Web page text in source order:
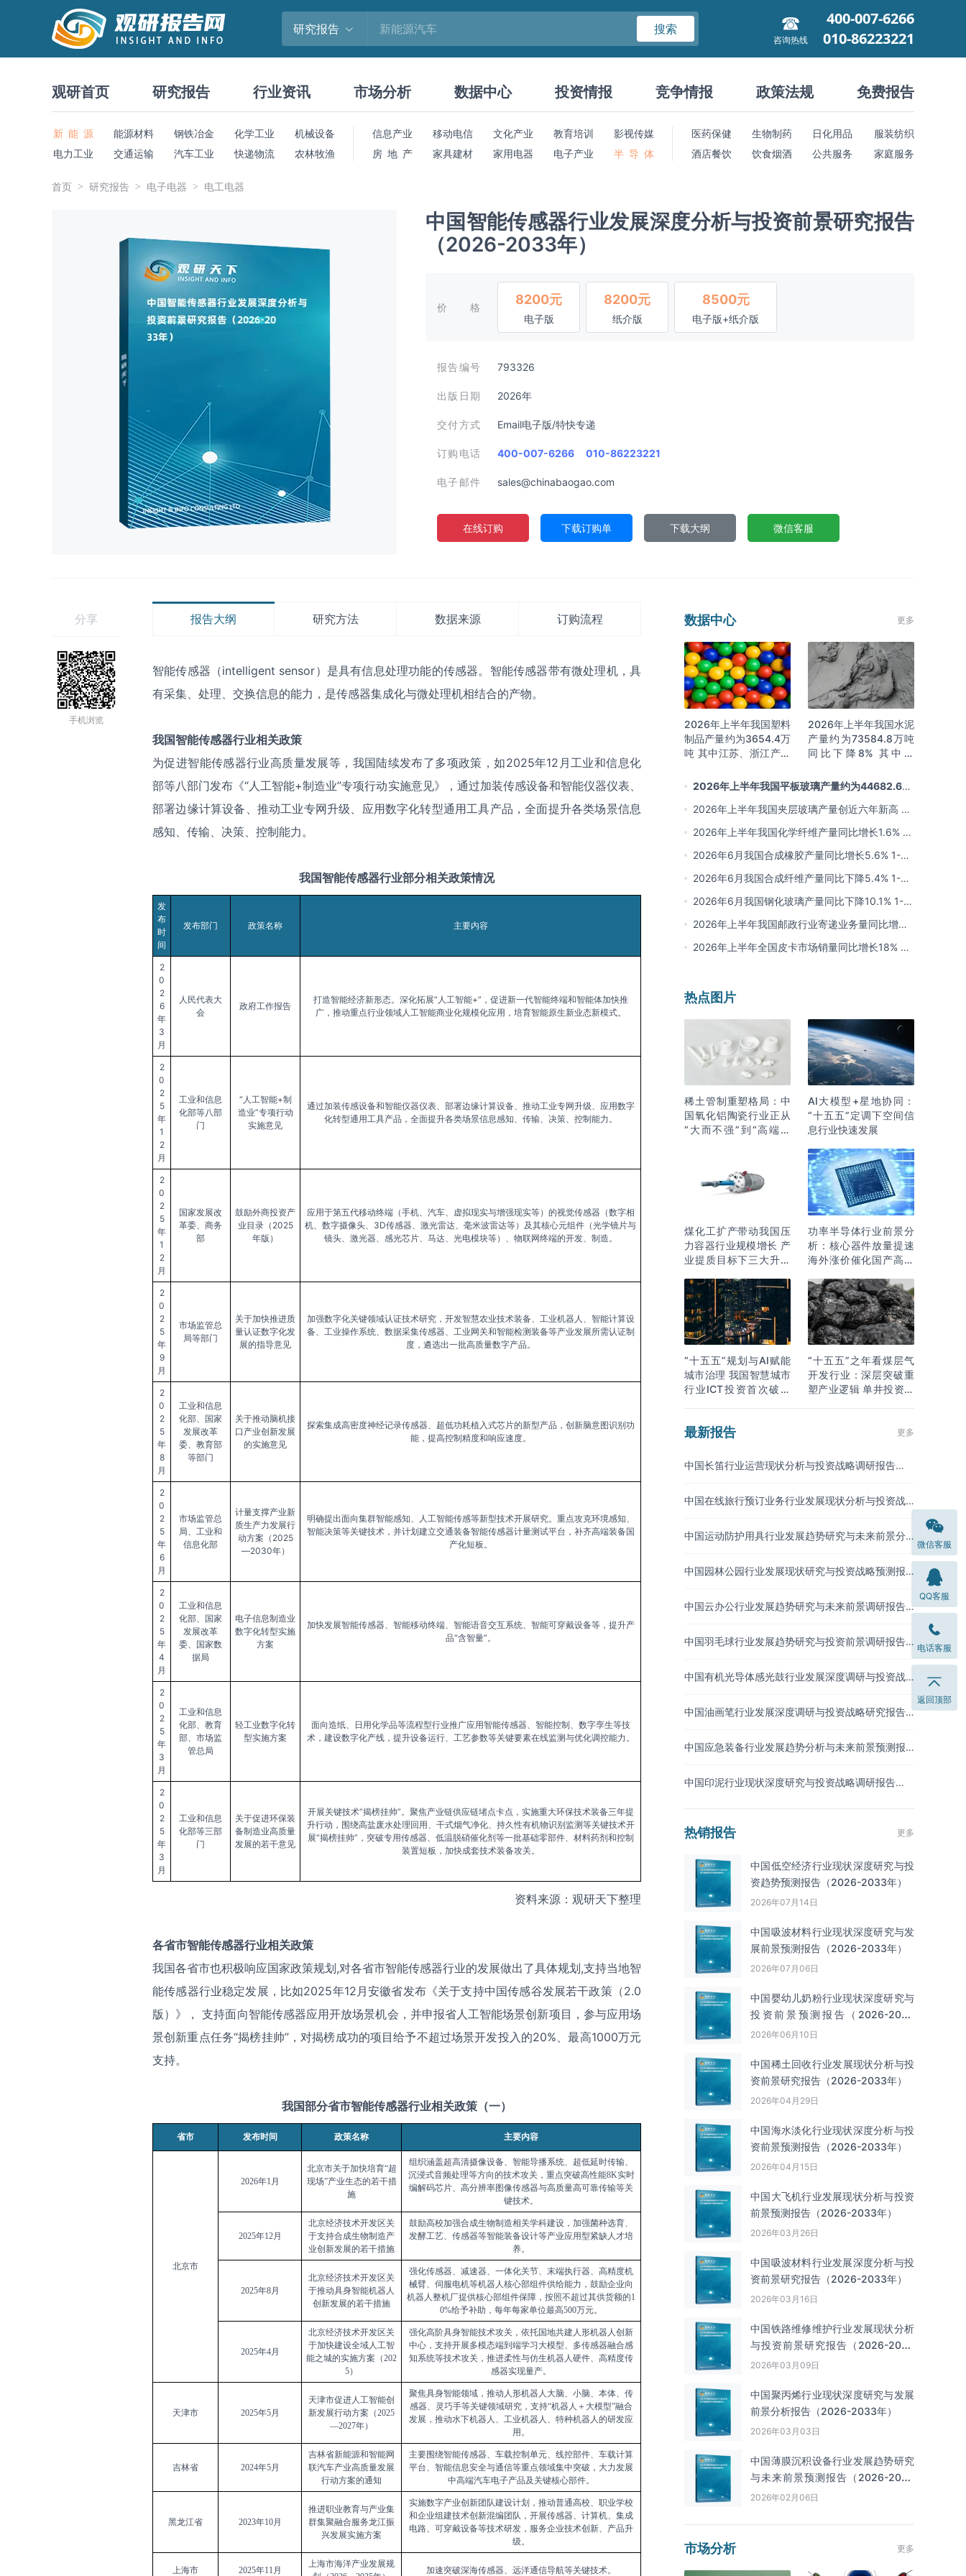
研究报告 搜索
咨询热线
400-007-6266
010-86223221
观研首页 研究报告 行业资讯 市场分析 数据中心 投资情报 竞争情报 政策法规 免费报告
新 能 源 能源材料 钢铁冶金 化学工业
机械设备
电力工业
交通运输 汽车工业 快递物流 农林牧渔
信息产业 移动电信 文化产业 教育培训
影视传媒
房 地 产
家具建材 家用电器 电子产业 半 导 体
医药保健 生物制药 日化用品
服装纺织
酒店餐饮
饮食烟酒 公共服务 家庭服务
首页 研究报告 电子电器 电工电器
中国智能传感器行业发展深度分析与投资前景研究报告
（2026-2033年）
价格
8200元
电子版
8200元
纸介版
8500元
电子版+纸介版
报告编号 793326
出版日期 2026年
交付方式 Email电子版/特快专递
订购电话 400-007-6266 010-86223221
电子邮件 sales@chinabaogao.com
在线订购 下载订购单 下载大纲 微信客服
分享
手机浏览
报告大纲 研究方法 数据来源 订购流程
智能传感器（intelligent sensor）是具有信息处理功能的传感器。智能传感器带有微处理机，具
有采集、处理、交换信息的能力，是传感器集成化与微处理机相结合的产物。
我国智能传感器行业相关政策
为促进智能传感器行业高质量发展等，我国陆续发布了多项政策，如2025年12月工业和信息化
部等八部门发布《“人工智能+制造业”专项行动实施意见》，通过加装传感设备和智能仪器仪表、
部署边缘计算设备、推动工业专网升级、应用数字化转型通用工具产品，全面提升各类场景信息
感知、传输、决策、控制能力。
我国智能传感器行业部分相关政策情况
发
布
时
间
发布部门 政策名称 主要内容
2
0
2
6
年
3
月
人民代表大
会
政府工作报告
打造智能经济新形态。深化拓展“人工智能+”，促进新一代智能终端和智能体加快推
广，推动重点行业领域人工智能商业化规模化应用，培育智能原生新业态新模式。
2
0
2
5
年
1
2
月
工业和信息
化部等八部
门
“人工智能+制
造业”专项行动
实施意见
通过加装传感设备和智能仪器仪表、部署边缘计算设备、推动工业专网升级、应用数字
化转型通用工具产品，全面提升各类场景信息感知、传输、决策、控制能力。
2
0
2
5
年
1
2
月
国家发展改
革委、商务
部
鼓励外商投资产
业目录（2025
年版）
应用于第五代移动终端（手机、汽车、虚拟现实与增强现实等）的视觉传感器（数字相
机、数字摄像头、3D传感器、激光雷达、毫米波雷达等）及其核心元组件（光学镜片与
镜头、激光器、感光芯片、马达、光电模块等）、物联网终端的开发、制造。
2
0
2
5
年
9
月
市场监管总
局等部门
关于加快推进质
量认证数字化发
展的指导意见
加强数字化关键领域认证技术研究，开发智慧农业技术装备、工业机器人、智能计算设
备、工业操作系统、数据采集传感器、工业网关和智能检测装备等产业发展所需认证制
度，遴选出一批高质量数字产品。
2
0
2
5
年
8
月
工业和信息
化部、国家
发展改革
委、教育部
等部门
关于推动脑机接
口产业创新发展
的实施意见
探索集成高密度神经记录传感器、超低功耗植入式芯片的新型产品，创新脑意图识别功
能，提高控制精度和响应速度。
2
0
2
5
年
6
月
市场监管总
局、工业和
信息化部
计量支撑产业新
质生产力发展行
动方案（2025
—2030年）
明确提出面向集群智能感知、人工智能传感等新型技术开展研究。重点攻克环境感知、
智能决策等关键技术，并计划建立交通装备智能传感器计量测试平台，补齐高端装备国
产化短板。
2
0
2
5
年
4
月
工业和信息
化部、国家
发展改革
委、国家数
据局
电子信息制造业
数字化转型实施
方案
加快发展智能传感器、智能移动终端、智能语音交互系统、智能可穿戴设备等，提升产
品“含智量”。
2
0
2
5
年
3
月
工业和信息
化部、教育
部、市场监
管总局
轻工业数字化转
型实施方案
面向造纸、日用化学品等流程型行业推广应用智能传感器、智能控制、数字孪生等技
术，建设数字化产线，提升设备运行、工艺参数等关键要素在线监测与优化调控能力。
2
0
2
5
年
3
月
工业和信息
化部等三部
门
关于促进环保装
备制造业高质量
发展的若干意见
开展关键技术“揭榜挂帅”。聚焦产业链供应链堵点卡点，实施重大环保技术装备三年提
升行动，围绕高盐废水处理回用、干式烟气净化、持久性有机物识别监测等关键技术开
展“揭榜挂帅”，突破专用传感器、低温脱硝催化剂等一批基础零部件、材料药剂和控制
装置短板，加快成套技术装备攻关。
资料来源：观研天下整理
各省市智能传感器行业相关政策
我国各省市也积极响应国家政策规划,对各省市智能传感器行业的发展做出了具体规划,支持当地智
能传感器行业稳定发展，比如2025年12月安徽省发布《关于支持中国传感谷发展若干政策（2.0
版）》， 支持面向智能传感器应用开放场景机会，并申报省人工智能场景创新项目，参与应用场
景创新重点任务“揭榜挂帅”，对揭榜成功的项目给予不超过场景开发投入的20%、最高1000万元
支持。
我国部分省市智能传感器行业相关政策（一）
省市 发布时间 政策名称 主要内容
北京市
2026年1月
北京市关于加快培育“超
现场”产业生态的若干措
施
组织涵盖超高清摄像设备、智能导播系统、超低延时传输、
沉浸式音频处理等方向的技术攻关，重点突破高性能8K实时
编解码芯片、高分辨率图像传感器与高质量高可靠传输等关
键技术。
2025年12月
北京经济技术开发区关
于支持合成生物制造产
业创新发展的若干措施
鼓励高校加强合成生物制造相关学科建设，加强菌种选育、
发酵工艺、传感器等智能装备设计等产业应用型紧缺人才培
养。
2025年8月
北京经济技术开发区关
于推动具身智能机器人
创新发展的若干措施
强化传感器、减速器、一体化关节、末端执行器、高精度机
械臂、伺服电机等机器人核心部组件供给能力，鼓励企业向
机器人整机厂提供核心部组件保障，按照不超过其供货额的1
0%给予补助，每年每家单位最高500万元。
2025年4月
北京经济技术开发区关
于加快建设全域人工智
能之城的实施方案（202
5）
强化高阶具身智能技术攻关，依托国地共建人形机器人创新
中心，支持开展多模态端到端学习大模型、多传感器融合感
知系统等技术攻关，推进柔性与仿生机器人硬件、高精度传
感器实现量产。
天津市 2025年5月
天津市促进人工智能创
新发展行动方案（2025
—2027年）
聚焦具身智能领域，推动人形机器人大脑、小脑、本体、传
感器、灵巧手等关键领域研究，支持“机器人＋大模型”融合
发展，推动水下机器人、工业机器人、特种机器人的研发应
用。
吉林省 2024年5月
吉林省新能源和智能网
联汽车产业高质量发展
行动方案的通知
主要围绕智能传感器、车载控制单元、线控部件、车载计算
平台、智能信息安全与通信等重点领域集中突破，大力发展
中高端汽车电子产品及关键核心部件。
黑龙江省 2023年10月
推进职业教育与产业集
群集聚融合服务龙江振
兴发展实施方案
实施数字产业创新团队建设计划，推动普通高校、职业学校
和企业组建技术创新混编团队，开展传感器、计算机、集成
电路、可穿戴设备等技术研发，服务企业技术创新、产品升
级。
上海市 2025年11月
上海市海洋产业发展规
加速突破深海传感器、远洋通信导航等关键技术。
数据中心 更多
2026年上半年我国塑料
制品产量约为3654.4万
吨 其中江苏、浙江产量
16.0%
2026年上半年我国水泥
产量约为73584.8万吨
同比下降8% 其中广
名前三
2026年上半年我国平板玻璃产量约为44682.6万
重量箱 同比下降5.7% 其中河北产量最多 占比16%
2026年上半年我国夹层玻璃产量创近六年新高 约
为7964.8万平方米 同比下降0.9%
2026年上半年我国化学纤维产量同比增长1.6% 其
中浙江、江苏产量分别占比42.03%、31.34%
2026年6月我国合成橡胶产量同比增长5.6% 1-6
月累计产量同比增长6.4%
2026年6月我国合成纤维产量同比下降5.4% 1-6
月累计产量为3815.7万吨 同比增长0.8%
2026年6月我国钢化玻璃产量同比下降10.1% 1-6
月累计产量同比下降8.4%
2026年上半年我国邮政行业寄递业务量同比增长
4.2% 业务收入同比增长6%
2026年上半年全国皮卡市场销量同比增长18% 出
热点图片
稀土管制重塑格局：中
国氧化铝陶瓷行业正从
“大而不强”到“高端突
AI大模型+星地协同：
“十五五”定调下空间信
息行业快速发展
煤化工扩产带动我国压
力容器行业规模增长 产
业提质目标下三大升级
功率半导体行业前景分
析：核心器件放量提速
海外涨价催化国产高端
“十五五”规划与AI赋能
城市治理 我国智慧城市
行业ICT投资首次破万
“十五五”之年看煤层气
开发行业：深层突破重
塑产业逻辑 单井投资成
最新报告 更多
中国长笛行业运营现状分析与投资战略调研报告
中国在线旅行预订业务行业发展现状分析与投资战
中国运动防护用具行业发展趋势研究与未来前景分
中国园林公园行业发展现状研究与投资战略预测报
中国云办公行业发展趋势研究与未来前景调研报告
中国羽毛球行业发展趋势研究与投资前景调研报告
中国有机光导体感光鼓行业发展深度调研与投资战
中国油画笔行业发展深度调研与投资战略研究报告
中国应急装备行业发展趋势分析与未来前景预测报
中国印泥行业现状深度研究与投资战略调研报告
热销报告 更多
中国低空经济行业现状深度研究与投
资趋势预测报告（2026-2033年）
2026年07月14日
中国吸波材料‌‌‌行业现状深度研究与发
展前景预测报告（2026-2033年）
2026年07月06日
中国婴幼儿奶粉行业现状深度研究与
投资前景预测报告（2026-2033
年）
2026年06月10日
中国‌‌稀土回收‌‌行业发展现状分析与投
资前景研究报告（2026-2033年）
2026年04月29日
中国海水淡化行业现状深度分析与投
资前景预测报告（2026-2033年）
2026年04月15日
中国大飞机行业发展现状分析与投资
前景预测报告（2026-2033年）
2026年03月26日
中国吸波材料行业发展深度分析与投
资前景研究报告（2026-2033年）
2026年03月16日
中国铁路维修维护行业发展现状分析
与投资前景研究报告（2026-2033
年）
2026年03月09日
中国聚丙烯行业现状深度研究与发展
前景分析报告（2026-2033年）
2026年03月03日
中国薄膜沉积设备行业发展趋势研究
与未来前景预测报告（2026-2033
年）
2026年02月06日
市场分析 更多
微信客服
QQ客服
电话客服
返回顶部